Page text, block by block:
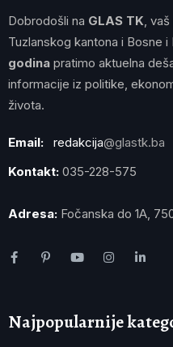
Dobrodošli na GLAS TK ,
Tuzlanskog kantona i Bosne
godina pratimo aktuelna
informacije iz politike,
života.
Email: redakcija@glastk.ba
Kontakt: 035-228-575
Adresa: Fočanska do 1A,
Najpopularnije